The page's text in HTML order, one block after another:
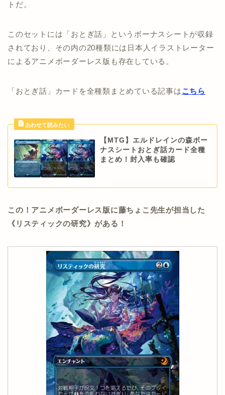
トだ。
このセットには「おとぎ話」というボーナスシートが収録
されており、その内の20種類には日本人イラストレーター
によるアニメボーダーレス版も存在している。
「おとぎ話」カードを全種類まとめている記事はこちら
【MTG】エルドレインの森ボー
ナスシートおとぎ話カード全種
まとめ！封入率も確認
この！アニメボーダーレス版に藤ちょこ先生が担当した
《リスティックの研究》がある！